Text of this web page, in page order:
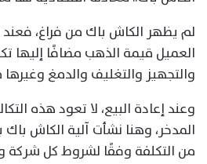
لم يظهر الكاش باك من فراغ، فعند
العميل قيمة الذهب مضافًا إليها
والتجهيز والتغليف والدمغ
وعند إعادة البيع، لا تعود هذه
المدخر، وهنا نشأت آلية الكاش باك
من التكلفة وفقًا لشروط كل شركة